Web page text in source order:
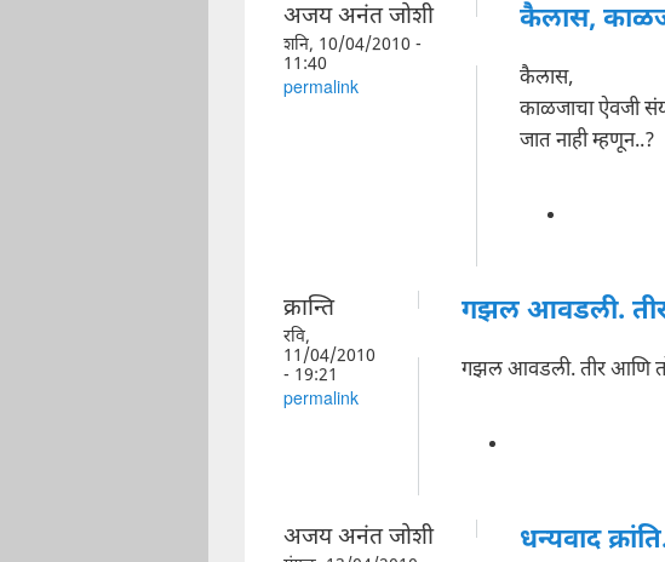
अजय अनंत जोशी
शनि, 10/04/2010 -
11:40
permalink
कैलास,
कैलास,
काळजाचा ऐवजी
जात नाही म्हणून..?
क्रान्ति
रवि,
11/04/2010
- 19:21
permalink
गझल आवडली.
गझल आवडली. तीर आणि
अजय अनंत जोशी धन्यवाद